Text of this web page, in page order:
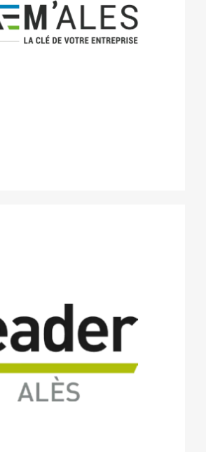
Agglomération
adaptés aux entreprises à
de création, de développement ou
le territoire d’Alès Agglomération. Le parc
est constitué de pépinières d’entreprises
spécialisées, d’hôtels d’entreprises et de
Leader Alès
pour but de fédérer les chefs d’entreprises
qu’il s’agisse d’entreprises
croissance historique, par leur stratégie
ou par leur forte implication
économique, et ce quel que soit leur
(industriel ou de service), leur taille ou
leur âge.